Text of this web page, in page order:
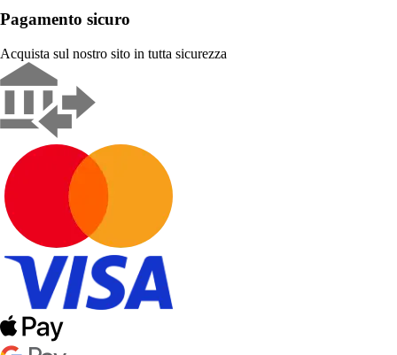
Pagamento sicuro
Acquista sul nostro sito in tutta sicurezza